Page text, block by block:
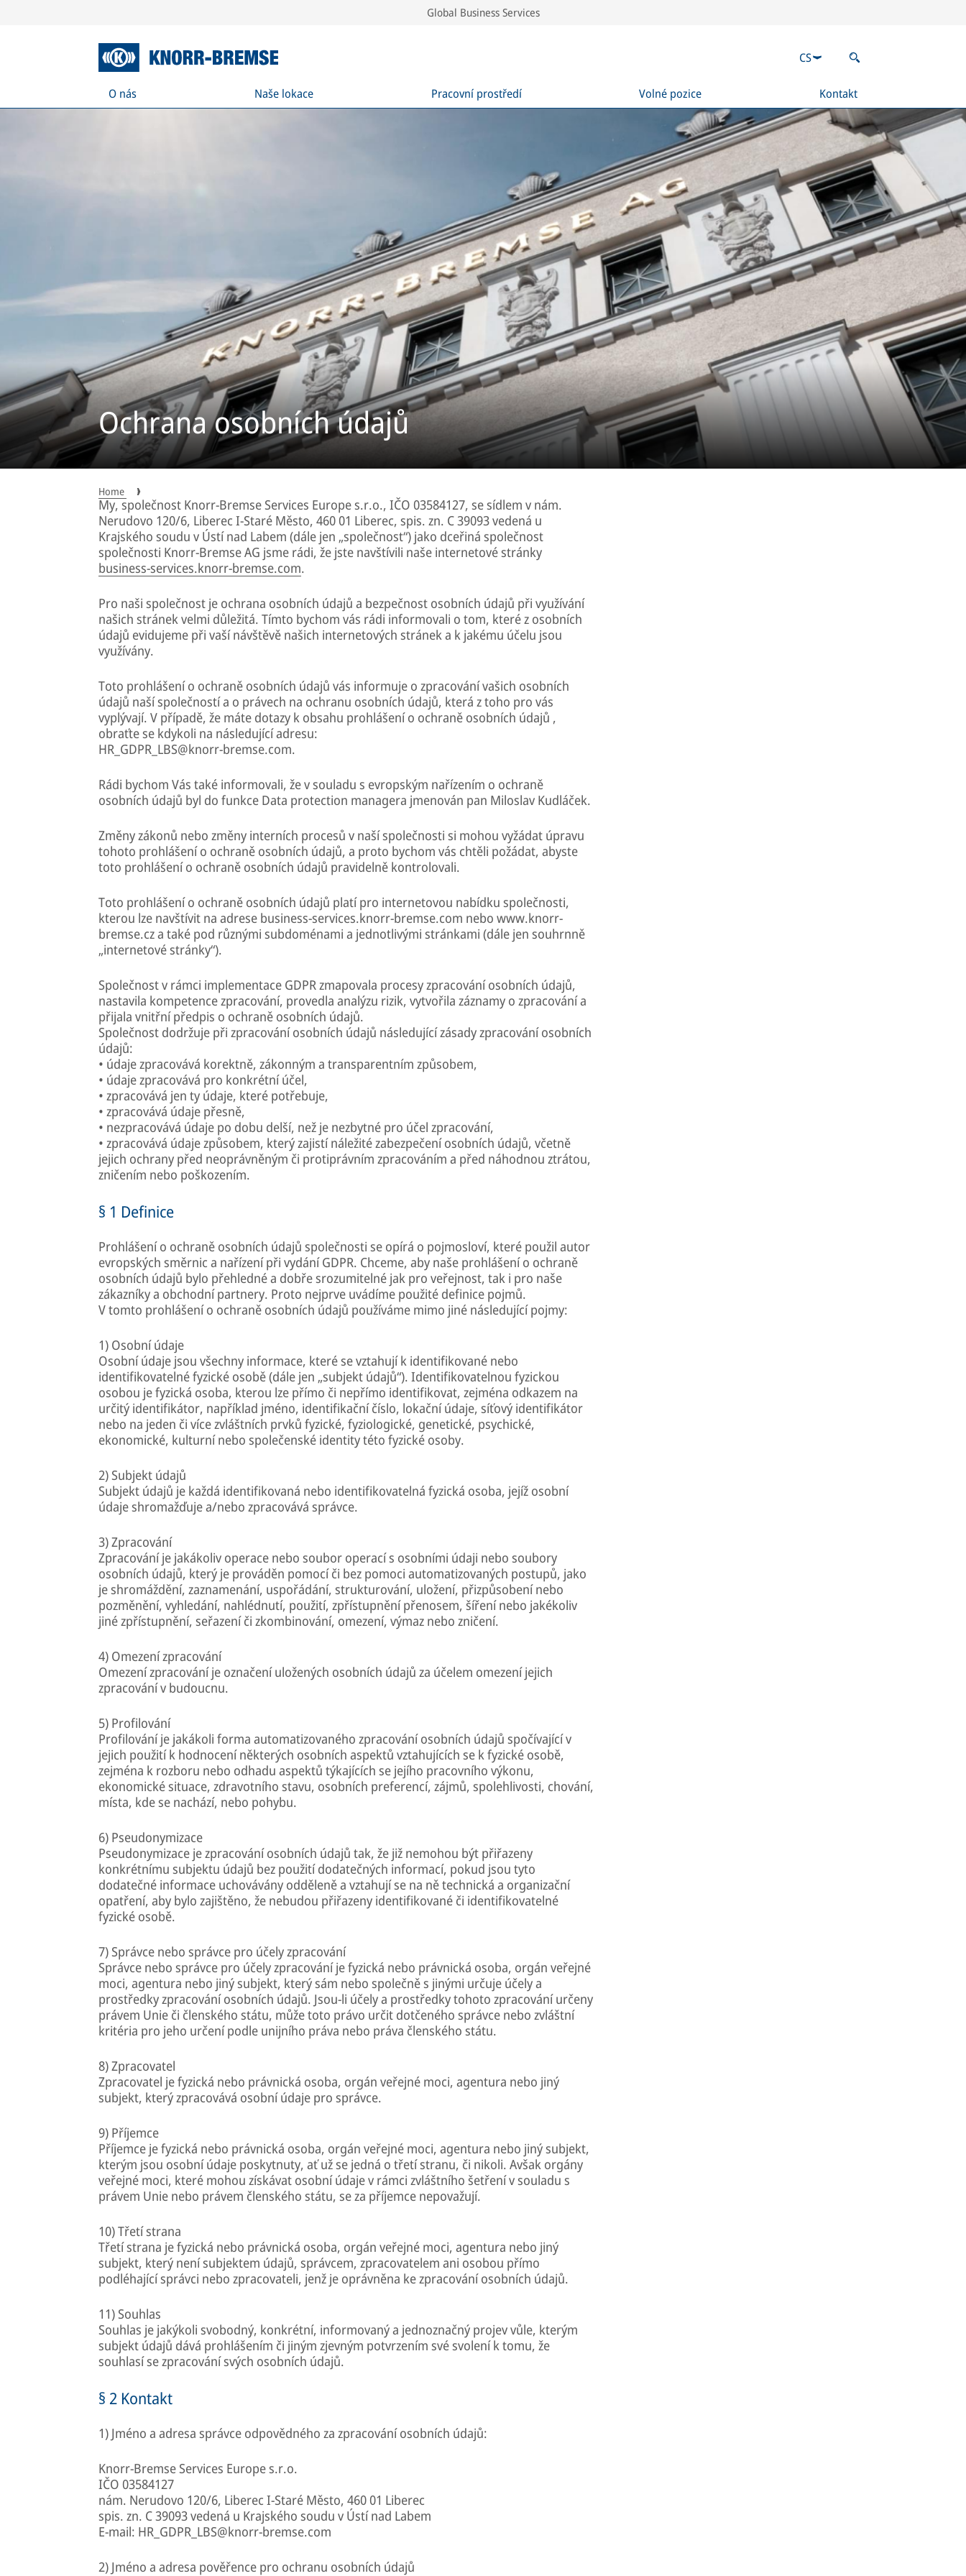
Global Business Services
O nás Naše lokace Pracovní prostředí Volné pozice Kontakt
CS
Ochrana osobních údajů
Home
My, společnost Knorr-Bremse Services Europe s.r.o., IČO 03584127, se sídlem v nám.
Nerudovo 120/6, Liberec I-Staré Město, 460 01 Liberec, spis. zn. C 39093 vedená u
Krajského soudu v Ústí nad Labem (dále jen „společnost“) jako dceřiná společnost
společnosti Knorr-Bremse AG jsme rádi, že jste navštívili naše internetové stránky
business-services.knorr-bremse.com.
Pro naši společnost je ochrana osobních údajů a bezpečnost osobních údajů při využívání
našich stránek velmi důležitá. Tímto bychom vás rádi informovali o tom, které z osobních
údajů evidujeme při vaší návštěvě našich internetových stránek a k jakému účelu jsou
využívány.
Toto prohlášení o ochraně osobních údajů vás informuje o zpracování vašich osobních
údajů naší společností a o právech na ochranu osobních údajů, která z toho pro vás
vyplývají. V případě, že máte dotazy k obsahu prohlášení o ochraně osobních údajů ,
obraťte se kdykoli na následující adresu:
HR_GDPR_LBS@knorr-bremse.com.
Rádi bychom Vás také informovali, že v souladu s evropským nařízením o ochraně
osobních údajů byl do funkce Data protection managera jmenován pan Miloslav Kudláček.
Změny zákonů nebo změny interních procesů v naší společnosti si mohou vyžádat úpravu
tohoto prohlášení o ochraně osobních údajů, a proto bychom vás chtěli požádat, abyste
toto prohlášení o ochraně osobních údajů pravidelně kontrolovali.
Toto prohlášení o ochraně osobních údajů platí pro internetovou nabídku společnosti,
kterou lze navštívit na adrese business-services.knorr-bremse.com nebo www.knorr-
bremse.cz a také pod různými subdoménami a jednotlivými stránkami (dále jen souhrnně
„internetové stránky“).
Společnost v rámci implementace GDPR zmapovala procesy zpracování osobních údajů,
nastavila kompetence zpracování, provedla analýzu rizik, vytvořila záznamy o zpracování a
přijala vnitřní předpis o ochraně osobních údajů.
Společnost dodržuje při zpracování osobních údajů následující zásady zpracování osobních
údajů:
• údaje zpracovává korektně, zákonným a transparentním způsobem,
• údaje zpracovává pro konkrétní účel,
• zpracovává jen ty údaje, které potřebuje,
• zpracovává údaje přesně,
• nezpracovává údaje po dobu delší, než je nezbytné pro účel zpracování,
• zpracovává údaje způsobem, který zajistí náležité zabezpečení osobních údajů, včetně
jejich ochrany před neoprávněným či protiprávním zpracováním a před náhodnou ztrátou,
zničením nebo poškozením.
§ 1 Definice
Prohlášení o ochraně osobních údajů společnosti se opírá o pojmosloví, které použil autor
evropských směrnic a nařízení při vydání GDPR. Chceme, aby naše prohlášení o ochraně
osobních údajů bylo přehledné a dobře srozumitelné jak pro veřejnost, tak i pro naše
zákazníky a obchodní partnery. Proto nejprve uvádíme použité definice pojmů.
V tomto prohlášení o ochraně osobních údajů používáme mimo jiné následující pojmy:
1) Osobní údaje
Osobní údaje jsou všechny informace, které se vztahují k identifikované nebo
identifikovatelné fyzické osobě (dále jen „subjekt údajů“). Identifikovatelnou fyzickou
osobou je fyzická osoba, kterou lze přímo či nepřímo identifikovat, zejména odkazem na
určitý identifikátor, například jméno, identifikační číslo, lokační údaje, síťový identifikátor
nebo na jeden či více zvláštních prvků fyzické, fyziologické, genetické, psychické,
ekonomické, kulturní nebo společenské identity této fyzické osoby.
2) Subjekt údajů
Subjekt údajů je každá identifikovaná nebo identifikovatelná fyzická osoba, jejíž osobní
údaje shromažďuje a/nebo zpracovává správce.
3) Zpracování
Zpracování je jakákoliv operace nebo soubor operací s osobními údaji nebo soubory
osobních údajů, který je prováděn pomocí či bez pomoci automatizovaných postupů, jako
je shromáždění, zaznamenání, uspořádání, strukturování, uložení, přizpůsobení nebo
pozměnění, vyhledání, nahlédnutí, použití, zpřístupnění přenosem, šíření nebo jakékoliv
jiné zpřístupnění, seřazení či zkombinování, omezení, výmaz nebo zničení.
4) Omezení zpracování
Omezení zpracování je označení uložených osobních údajů za účelem omezení jejich
zpracování v budoucnu.
5) Profilování
Profilování je jakákoli forma automatizovaného zpracování osobních údajů spočívající v
jejich použití k hodnocení některých osobních aspektů vztahujících se k fyzické osobě,
zejména k rozboru nebo odhadu aspektů týkajících se jejího pracovního výkonu,
ekonomické situace, zdravotního stavu, osobních preferencí, zájmů, spolehlivosti, chování,
místa, kde se nachází, nebo pohybu.
6) Pseudonymizace
Pseudonymizace je zpracování osobních údajů tak, že již nemohou být přiřazeny
konkrétnímu subjektu údajů bez použití dodatečných informací, pokud jsou tyto
dodatečné informace uchovávány odděleně a vztahují se na ně technická a organizační
opatření, aby bylo zajištěno, že nebudou přiřazeny identifikované či identifikovatelné
fyzické osobě.
7) Správce nebo správce pro účely zpracování
Správce nebo správce pro účely zpracování je fyzická nebo právnická osoba, orgán veřejné
moci, agentura nebo jiný subjekt, který sám nebo společně s jinými určuje účely a
prostředky zpracování osobních údajů. Jsou-li účely a prostředky tohoto zpracování určeny
právem Unie či členského státu, může toto právo určit dotčeného správce nebo zvláštní
kritéria pro jeho určení podle unijního práva nebo práva členského státu.
8) Zpracovatel
Zpracovatel je fyzická nebo právnická osoba, orgán veřejné moci, agentura nebo jiný
subjekt, který zpracovává osobní údaje pro správce.
9) Příjemce
Příjemce je fyzická nebo právnická osoba, orgán veřejné moci, agentura nebo jiný subjekt,
kterým jsou osobní údaje poskytnuty, ať už se jedná o třetí stranu, či nikoli. Avšak orgány
veřejné moci, které mohou získávat osobní údaje v rámci zvláštního šetření v souladu s
právem Unie nebo právem členského státu, se za příjemce nepovažují.
10) Třetí strana
Třetí strana je fyzická nebo právnická osoba, orgán veřejné moci, agentura nebo jiný
subjekt, který není subjektem údajů, správcem, zpracovatelem ani osobou přímo
podléhající správci nebo zpracovateli, jenž je oprávněna ke zpracování osobních údajů.
11) Souhlas
Souhlas je jakýkoli svobodný, konkrétní, informovaný a jednoznačný projev vůle, kterým
subjekt údajů dává prohlášením či jiným zjevným potvrzením své svolení k tomu, že
souhlasí se zpracování svých osobních údajů.
§ 2 Kontakt
1) Jméno a adresa správce odpovědného za zpracování osobních údajů:
Knorr-Bremse Services Europe s.r.o.
IČO 03584127
nám. Nerudovo 120/6, Liberec I-Staré Město, 460 01 Liberec
spis. zn. C 39093 vedená u Krajského soudu v Ústí nad Labem
E-mail: HR_GDPR_LBS@knorr-bremse.com
2) Jméno a adresa pověřence pro ochranu osobních údajů